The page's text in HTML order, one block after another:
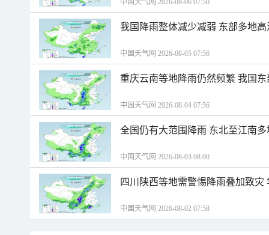
中国天气网 2026-08-06 07:50
我国降雨整体减少减弱 东部多地
中国天气网 2026-08-05 07:56
重庆云南等地降雨仍然频繁 我国
中国天气网 2026-08-04 07:56
全国仍有大范围降雨 东北至江南
中国天气网 2026-08-03 08:00
四川陕西等地需警惕降雨叠加致
中国天气网 2026-08-02 07:58